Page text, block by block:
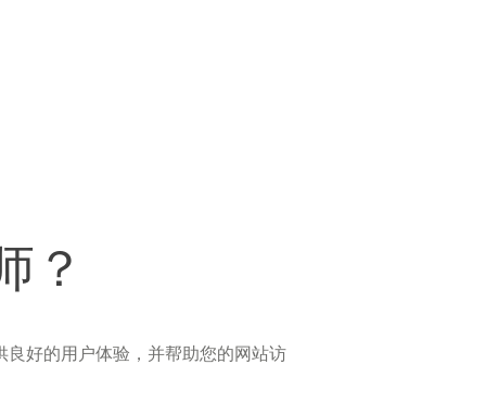
？
好的用户体验，并帮助您的网站访